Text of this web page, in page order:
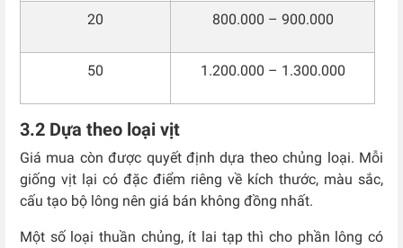
20 800.000 – 900.000
50 1.200.000 – 1.300.000
3.2 Dựa theo loại vịt
Giá mua còn được quyết định dựa theo chủng loại. Mỗi
giống vịt lại có đặc điểm riêng về kích thước, màu sắc,
cấu tạo bộ lông nên giá bán không đồng nhất.
Một số loại thuần chủng, ít lai tạp thì cho phần lông có